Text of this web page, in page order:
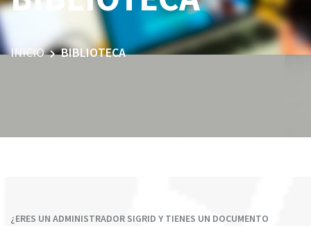
INICIO BIBLIOTECA
¿ERES UN ADMINISTRADOR SIGRID Y TIENES UN DOCUMENTO